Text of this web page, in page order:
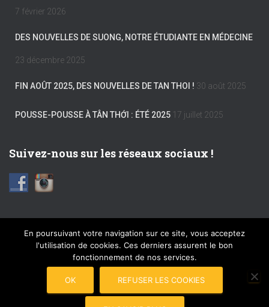
7 février 2026
DES NOUVELLES DE SUONG, NOTRE ÉTUDIANTE EN MÉDECINE
23 décembre 2025
FIN AOÛT 2025, DES NOUVELLES DE TAN THOI ! 30 août 2025
POUSSE-POUSSE À TÂN THỚI : ÉTÉ 2025 17 juillet 2025
Suivez-nous sur les réseaux sociaux !
FACEBOOK INSTAGRAM MENTIONS LÉGALES
En poursuivant votre navigation sur ce site, vous acceptez
l'utilisation de cookies. Ces derniers assurent le bon
fonctionnement de nos services.
OK REFUSER LES COOKIES